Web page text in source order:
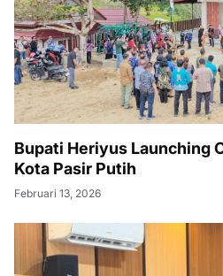
Bupati Heriyus Launching
Kota Pasir Putih
Februari 13, 2026